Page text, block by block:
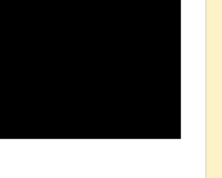
だくさん
まったのか